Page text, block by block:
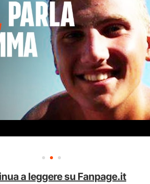
a leggere su Fanpage.it